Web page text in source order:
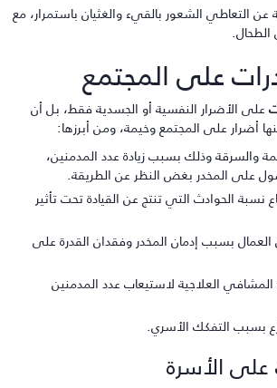
التعاطي الشعور بالقيء والغثيان باستمرار، مع
على المجتمع
الأضرار النفسية أو الجسدية فقط، بل أن
على المجتمع وخيمة، ومن أبرزها:
والسرقة وذلك بسبب زيادة عدد المدمنين،
على المخدر بغض النظر عن الطريقة.
الحوادث التي تنتج عن القيادة تحت تأثير
بسبب إدمان المخدر وفقدان القدرة على
العلاجية لاستيعاب عدد المدمنين
بسبب التفكك الأسري.
الأسرة